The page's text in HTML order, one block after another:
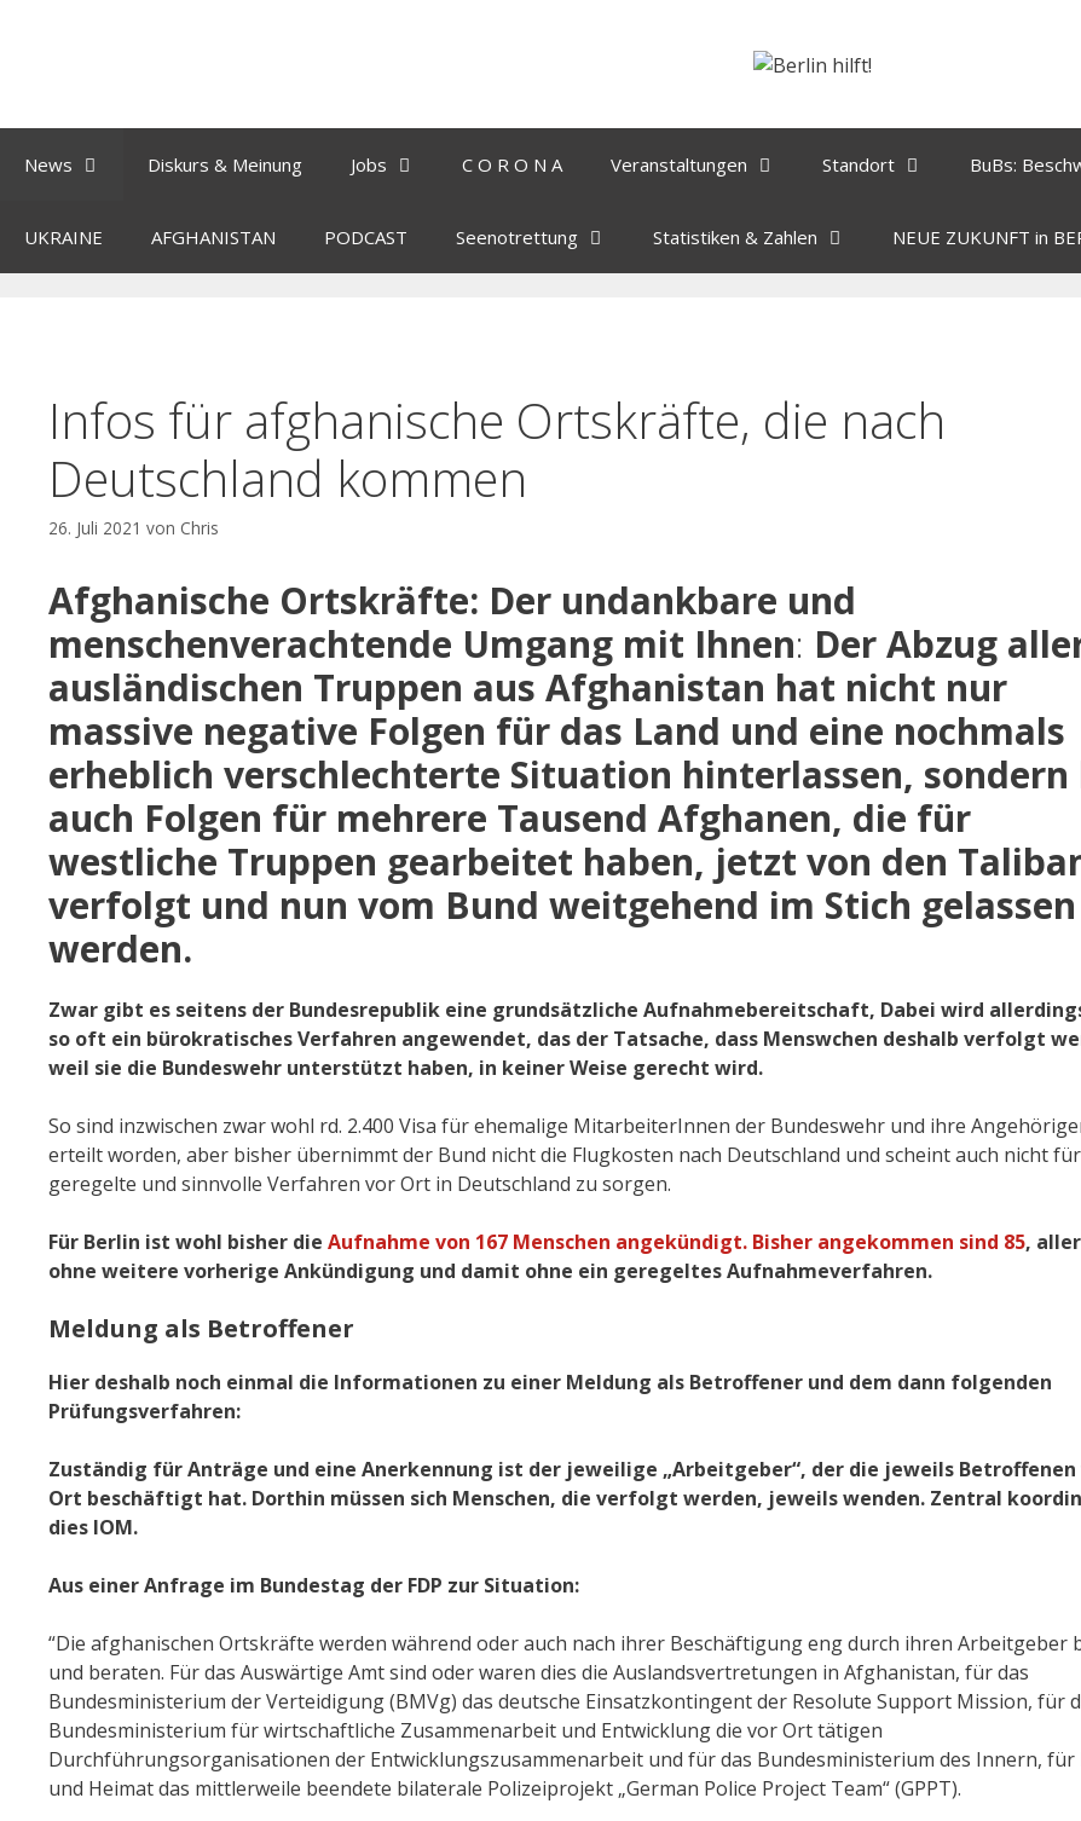
News Diskurs & Meinung Jobs C O R O N A Veranstaltungen Standort BuBs:
UKRAINE AFGHANISTAN PODCAST Seenotrettung Statistiken & Zahlen NEUE ZUKUNFT in
Infos für afghanische Ortskräfte, die nach
Deutschland kommen
26. Juli 2021 von Chris
Afghanische Ortskräfte: Der undankbare und
menschenverachtende Umgang mit Ihnen: Der Abzug
ausländischen Truppen aus Afghanistan hat nicht nur
massive negative Folgen für das Land und eine nochmals
erheblich verschlechterte Situation hinterlassen, sondern
auch Folgen für mehrere Tausend Afghanen, die für
westliche Truppen gearbeitet haben, jetzt von den
verfolgt und nun vom Bund weitgehend im Stich gelassen
werden.
Zwar gibt es seitens der Bundesrepublik eine grundsätzliche Aufnahmebereitschaft, Dabei wird
so oft ein bürokratisches Verfahren angewendet, das der Tatsache, dass Menswchen deshalb verfolgt
weil sie die Bundeswehr unterstützt haben, in keiner Weise gerecht wird.
So sind inzwischen zwar wohl rd. 2.400 Visa für ehemalige MitarbeiterInnen der Bundeswehr und ihre
erteilt worden, aber bisher übernimmt der Bund nicht die Flugkosten nach Deutschland und scheint auch nicht für
geregelte und sinnvolle Verfahren vor Ort in Deutschland zu sorgen.
Für Berlin ist wohl bisher die Aufnahme von 167 Menschen angekündigt. Bisher angekommen sind 85,
ohne weitere vorherige Ankündigung und damit ohne ein geregeltes Aufnahmeverfahren.
Meldung als Betroffener
Hier deshalb noch einmal die Informationen zu einer Meldung als Betroffener und dem dann folgenden
Prüfungsverfahren:
Zuständig für Anträge und eine Anerkennung ist der jeweilige „Arbeitgeber“, der die jeweils Betroffenen
Ort beschäftigt hat. Dorthin müssen sich Menschen, die verfolgt werden, jeweils wenden. Zentral
dies IOM.
Aus einer Anfrage im Bundestag der FDP zur Situation:
“Die afghanischen Ortskräfte werden während oder auch nach ihrer Beschäftigung eng durch ihren Arbeitgeber
und beraten. Für das Auswärtige Amt sind oder waren dies die Auslandsvertretungen in Afghanistan, für das
Bundesministerium der Verteidigung (BMVg) das deutsche Einsatzkontingent der Resolute Support Mission, für
Bundesministerium für wirtschaftliche Zusammenarbeit und Entwicklung die vor Ort tätigen
Durchführungsorganisationen der Entwicklungszusammenarbeit und für das Bundesministerium des Innern, für
und Heimat das mittlerweile beendete bilaterale Polizeiprojekt „German Police Project Team“ (GPPT).